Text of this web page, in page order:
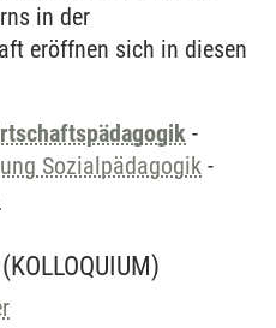
in der
eröffnen sich in diesen
-
Sozialpädagogik -
(KOLLOQUIUM)